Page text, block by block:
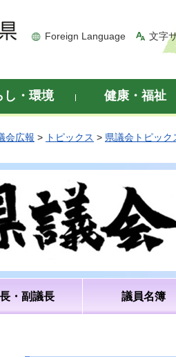
Foreign Language 文字
し・環境 健康・福祉
会広報 > トピックス > 県議会トピック
・副議長 議員名簿